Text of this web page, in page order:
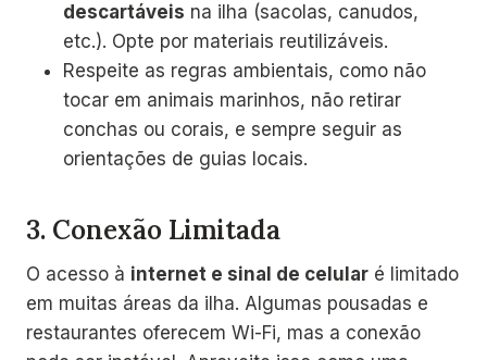
descartáveis na ilha (sacolas, canudos,
etc.). Opte por materiais reutilizáveis.
Respeite as regras ambientais, como não
tocar em animais marinhos, não retirar
conchas ou corais, e sempre seguir as
orientações de guias locais.
3. Conexão Limitada
O acesso à internet e sinal de celular é limitado
em muitas áreas da ilha. Algumas pousadas e
restaurantes oferecem Wi-Fi, mas a conexão